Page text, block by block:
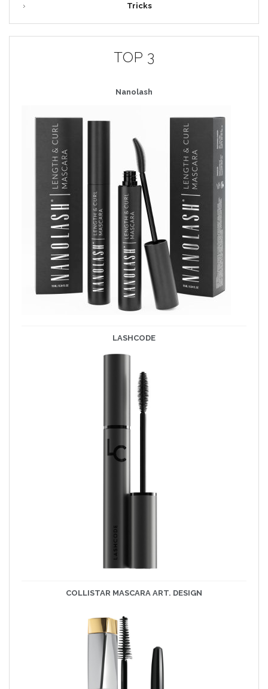
Tricks
TOP 3
Nanolash
LASHCODE
COLLISTAR MASCARA ART. DESIGN